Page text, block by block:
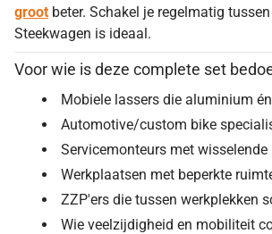
groot beter. Schakel je regelmatig
Steekwagen is ideaal.
Voor wie is deze complete set
Mobiele lassers die aluminium
Automotive/custom bike
Servicemonteurs met wisselende
Werkplaatsen met beperkte
ZZP'ers die tussen werkplekken
Wie veelzijdigheid en mobiliteit